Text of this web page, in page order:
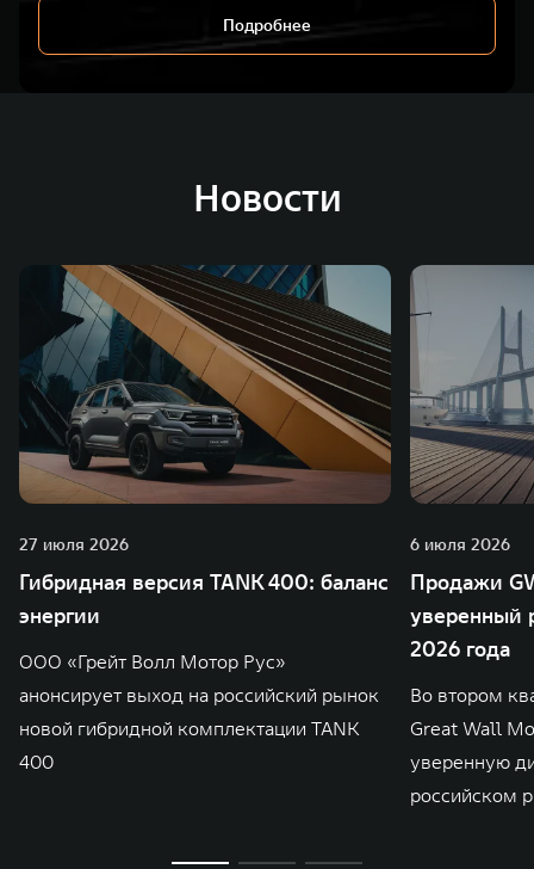
Подробнее
Новости
27 июля 2026
Гибридная версия TANK 400: баланс
энергии
ООО «Грейт Волл Мотор Рус»
анонсирует выход на российский рынок
новой гибридной комплектации TANK
400
6 июля 2026
Продажи
уверенный
2026 года
Во втором
Great Wall
уверенную
российском